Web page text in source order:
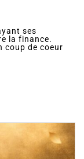
ses
la finance.
coup de coeur